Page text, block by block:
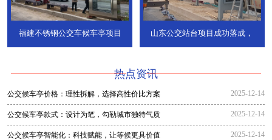
福建不锈钢公交车候车亭项目 山东公交站台项目成功落成，
热点资讯
公交候车亭价格：理性拆解，选择高性价比方案 2025-12-14
公交候车亭款式：设计为笔，勾勒城市独特气质 2025-12-14
公交候车亭智能化：科技赋能，让等候更具价值 2025-12-14